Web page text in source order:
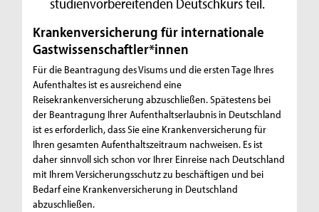
Krankenversicherung für internationale
Gastwissenschaftler*innen
Für die Beantragung des Visums und die ersten Tage Ihres
Aufenthaltes ist es ausreichend eine
Reisekrankenversicherung abzuschließen. Spätestens bei
der Beantragung Ihrer Aufenthaltserlaubnis in Deutschland
ist es erforderlich, dass Sie eine Krankenversicherung für
Ihren gesamten Aufenthaltszeitraum nachweisen. Es ist
daher sinnvoll sich schon vor Ihrer Einreise nach Deutschland
mit Ihrem Versicherungsschutz zu beschäftigen und bei
Bedarf eine Krankenversicherung in Deutschland
abzuschließen.